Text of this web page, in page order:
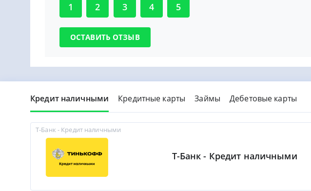
1 2 3 4 5
Кредит наличными Кредитные карты Займы Дебетовые карты
Т-Банк - Кредит наличными
Т-Банк - Кредит наличными